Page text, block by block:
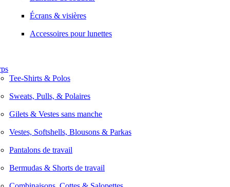
Écrans & visières
Accessoires pour lunettes
Tee-Shirts & Polos
Sweats, Pulls, & Polaires
Gilets & Vestes sans manche
Vestes, Softshells, Blousons & Parkas
Pantalons de travail
Bermudas & Shorts de travail